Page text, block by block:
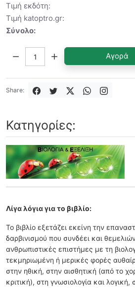
Τιμή εκδότη:
Τιμή katoptro.gr:
Σύνολο:
Αγορά
Share:
Κατηγορίες:
Λίγα λόγια για το βιβλίο:
Το βιβλίο εξετάζει εκείνη την
δαρβινισμού που συνδέει και
ανθρωπιστικές επιστήμες με τη
τεκμηριωμένη ή μερικές φορές
στην ηθική, στην αισθητική (από το
κριτική), στη γνωσιολογία και λογική,